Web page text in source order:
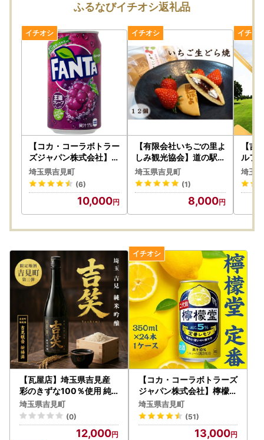
ふるなびイチオシ返礼品
【コカ・コーラボトラー
ズジャパン株式会社】フ
ァンタ グレープ 350
ml缶 1ケース24本入り
埼玉県吉見町
(6)
10,000
【有限会社いちごの里よ
しみ観光協会】道の駅い
ちごの里よしみ限定販売
いちご生どら焼き１２
個セット
埼玉県吉見町
(1)
8,000
【吉
ルフ
000
埼玉
【瓦屋店】埼玉県吉見産
彩のきずな100％使用 純
米吟醸酒「吉笑-Yoshimi-
」500ml
埼玉県吉見町
(0)
12,000
【コカ・コーラボトラーズ
ジャパン株式会社】檸檬堂
定番 350ml（ 1ケース24
本入り）［アルコール度数
5％］
埼玉県吉見町
(51)
13,000